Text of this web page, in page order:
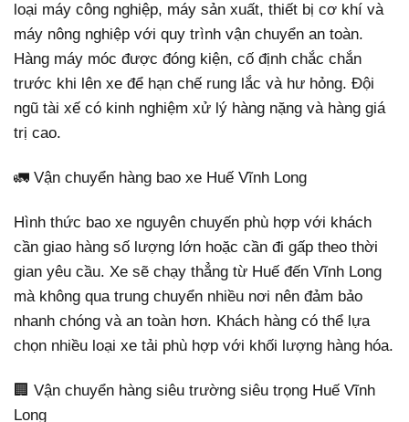
loại máy công nghiệp, máy sản xuất, thiết bị cơ khí và
máy nông nghiệp với quy trình vận chuyển an toàn.
Hàng máy móc được đóng kiện, cố định chắc chắn
trước khi lên xe để hạn chế rung lắc và hư hỏng. Đội
ngũ tài xế có kinh nghiệm xử lý hàng nặng và hàng giá
trị cao.
🚛 Vận chuyển hàng bao xe Huế Vĩnh Long
Hình thức bao xe nguyên chuyến phù hợp với khách
cần giao hàng số lượng lớn hoặc cần đi gấp theo thời
gian yêu cầu. Xe sẽ chạy thẳng từ Huế đến Vĩnh Long
mà không qua trung chuyển nhiều nơi nên đảm bảo
nhanh chóng và an toàn hơn. Khách hàng có thể lựa
chọn nhiều loại xe tải phù hợp với khối lượng hàng hóa.
🏢 Vận chuyển hàng siêu trường siêu trọng Huế Vĩnh
Long